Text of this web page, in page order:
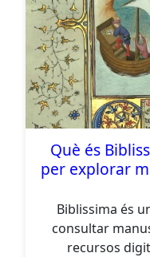
Què és
per explorar
Biblissima és
consultar
recursos